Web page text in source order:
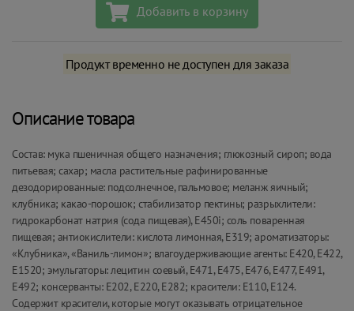
Добавить в корзину
Продукт временно не доступен для заказа
Описание товара
Состав: мука пшеничная общего назначения; глюкозный сироп; вода
питьевая; сахар; масла растительные рафинированные
дезодорированные: подсолнечное, пальмовое; меланж яичный;
клубника; какао-порошок; стабилизатор пектины; разрыхлители:
гидрокарбонат натрия (сода пищевая), Е450i; соль поваренная
пищевая; антиокислители: кислота лимонная, Е319; ароматизаторы:
«Клубника», «Ваниль-лимон»; влагоудерживающие агенты: Е420, Е422,
Е1520; эмульгаторы: лецитин соевый, Е471, Е475, Е476, Е477, Е491,
Е492; консерванты: Е202, Е220, Е282; красители: Е110, Е124.
Содержит красители, которые могут оказывать отрицательное